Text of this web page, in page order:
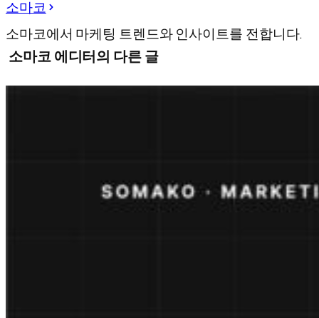
소마코
소마코에서 마케팅 트렌드와 인사이트를 전합니다.
소마코 에디터의 다른 글